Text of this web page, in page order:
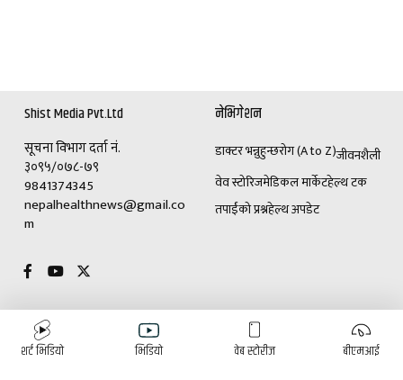
शर्ट भिडियो भिडियो वेब स्टोरीज बीएमआई
Shist Media Pvt.Ltd
सूचना विभाग दर्ता नं.
३०९५/०७८-७९
9841374345
nepalhealthnews@gmail.co
m
नेभिगेशन
डाक्टर भन्नुहुन्छरोग (A to Z)जीवनशैली
वेव स्टोरिजमेडिकल मार्केटहेल्थ टक
तपाईंको प्रश्नहेल्थ अपडेट
विशेष
डाक्टर भन्नुहुन्छ
विज्ञापनका लागि
(+९७७)९८४१३७४३४५